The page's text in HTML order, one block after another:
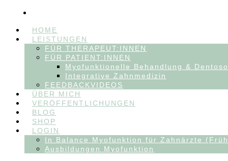
HOME
LEISTUNGEN
FÜR THERAPEUT:INNEN
FÜR PATIENT:INNEN
Myofunktionelle Behandlung &
Integrative Zahnmedizin
FEEDBACKVIDEOS
ÜBER MICH
VERÖFFENTLICHUNGEN
BLOG
SHOP
LOGIN
In Balance Myofunktion für Zahnärzte
Ausbildungen Myofunktion